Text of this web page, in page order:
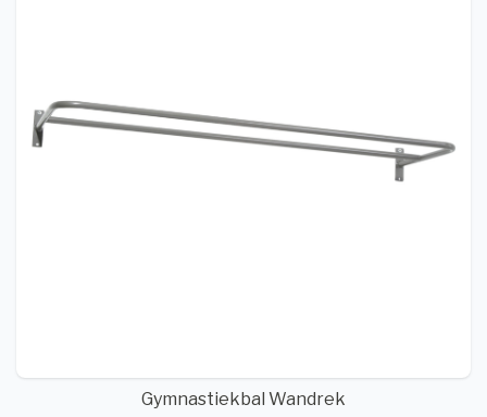
Gymnastiekbal Wandrek